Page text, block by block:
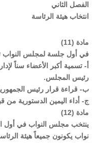
الفصل الثاني
انتخاب هيئة الرئاسة
مادة (11)
في أول جلسة لمجلس النواب
‌أ- تسمية أكبر الأعضاء سناً
رئيس المجلس.
‌ب- قراءة قرار رئيس
‌ج- أداء اليمين الدستورية
مادة (12)
ينتخب مجلس النواب في أول
نواب يكونون جميعاً هيئة